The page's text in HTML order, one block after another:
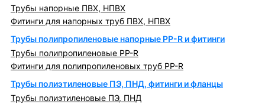
Трубы напорные ПВХ, НПВХ
Фитинги для напорных труб ПВХ, НПВХ
Трубы полипропиленовые напорные PP-R и фитинги
Трубы полипропиленовые PP-R
Фитинги для полипропиленовых труб PP-R
Трубы полиэтиленовые ПЭ, ПНД, фитинги и фланцы
Трубы полиэтиленовые ПЭ, ПНД